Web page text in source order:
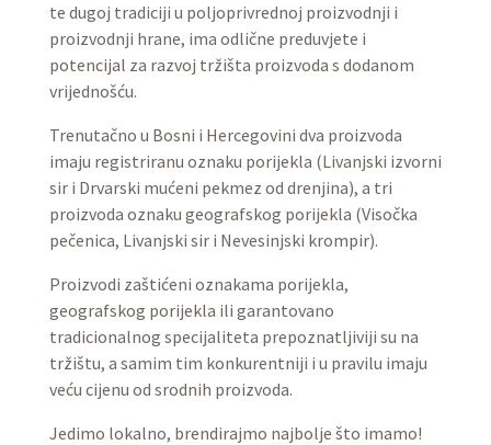
te dugoj tradiciji u poljoprivrednoj proizvodnji i
proizvodnji hrane, ima odlične preduvjete i
potencijal za razvoj tržišta proizvoda s dodanom
vrijednošću.
Trenutačno u Bosni i Hercegovini dva proizvoda
imaju registriranu oznaku porijekla (Livanjski izvorni
sir i Drvarski mućeni pekmez od drenjina), a tri
proizvoda oznaku geografskog porijekla (Visočka
pečenica, Livanjski sir i Nevesinjski krompir).
Proizvodi zaštićeni oznakama porijekla,
geografskog porijekla ili garantovano
tradicionalnog specijaliteta prepoznatljiviji su na
tržištu, a samim tim konkurentniji i u pravilu imaju
veću cijenu od srodnih proizvoda.
Jedimo lokalno, brendirajmo najbolje što imamo!